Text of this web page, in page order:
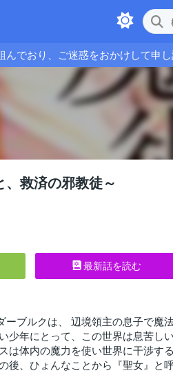
でおり、ご迷惑をおかけして申し
、救済の邪教徒～
最新話を読む
ブルクは、 辺境領主の息子で魔
年にとって、この世界は息苦し
は体内の魔力を使い世界に干渉す
、ひょんなことから『聖女』と